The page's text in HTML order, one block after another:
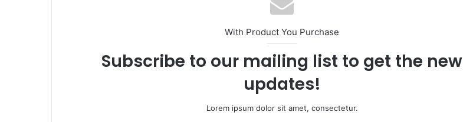
With Product You Purchase
Subscribe to our mailing list to get the new
updates!
Lorem ipsum dolor sit amet, consectetur.